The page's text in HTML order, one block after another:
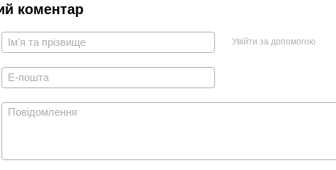
коментар
Увійти за допомогою